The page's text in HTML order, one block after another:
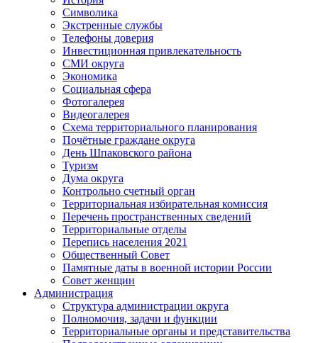
Символика
Экстренные службы
Телефоны доверия
Инвестиционная привлекательность
СМИ округа
Экономика
Социальная сфера
Фотогалерея
Видеогалерея
Схема территориального планирования
Почётные граждане округа
День Шпаковского района
Туризм
Дума округа
Контрольно счетный орган
Территориальная избирательная комиссия
Перечень пространственных сведений
Территориальные отделы
Перепись населения 2021
Общественный Совет
Памятные даты в военной истории России
Совет женщин
Администрация
Структура администрации округа
Полномочия, задачи и функции
Территориальные органы и представительства